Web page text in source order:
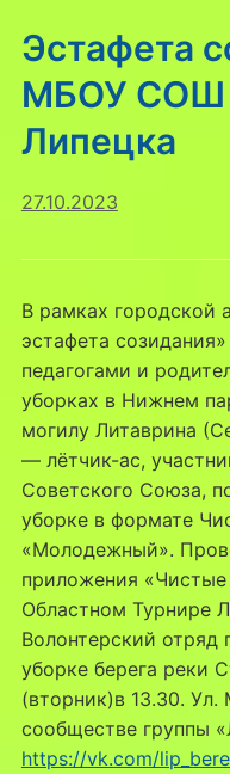
Эстафета
МБОУ СОШ
Липецка
27.10.2023
В рамках городской
эстафета
педагогами и
уборках в Нижнем
могилу Литаврина
— лётчик-ас,
Советского Союза,
уборке в формате
«Молодежный».
приложения
Областном Турнире
Волонтерский отряд
уборке берега реки
(вторник)в 13.30.
сообществе группы
https://vk.com/